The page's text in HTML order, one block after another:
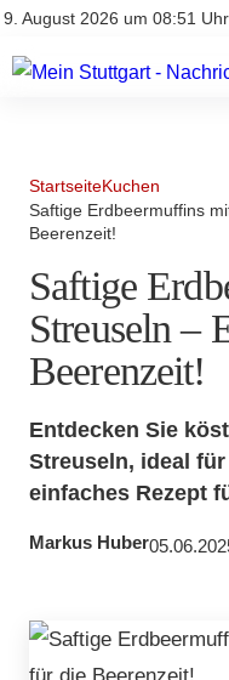
9. August 2026 um 08:51 Uhr
Impressum
Branchenbuch
Werbung
StartseiteKuchen
Saftige Erdbeermuffins
Beerenzeit!
Saftige
Streuseln –
Beerenzeit!
Entdecken Sie
Streuseln, ideal
einfaches Rezept
Markus Huber